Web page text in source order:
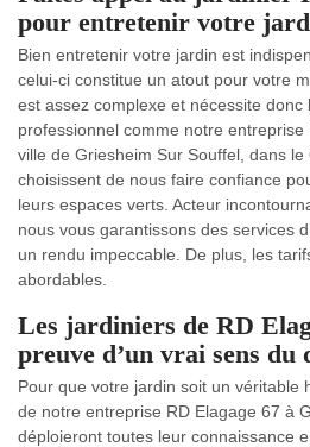
pour entretenir votre
Bien entretenir votre jardin est
celui-ci constitue un atout pour votre
est assez complexe et nécessite donc
professionnel comme notre entreprise
ville de Griesheim Sur Souffel, dans
choisissent de nous faire confiance
leurs espaces verts. Acteur
nous vous garantissons des services
un rendu impeccable. De plus, les
abordables.
Les jardiniers de RD
preuve d’un vrai sens du
Pour que votre jardin soit un véritable
de notre entreprise RD Elagage 67 à
déploieront toutes leur connaissance